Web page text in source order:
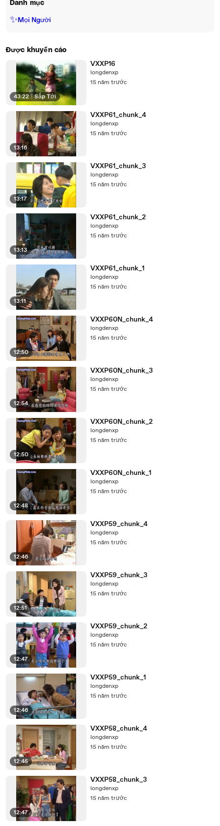
Danh mục
✨Mọi Người
Được khuyến cáo
43:22 | Sắp Tới
VXXP16
longdenxp
15 năm trước
13:16
VXXP61_chunk_4
longdenxp
15 năm trước
13:17
VXXP61_chunk_3
longdenxp
15 năm trước
13:13
VXXP61_chunk_2
longdenxp
15 năm trước
13:11
VXXP61_chunk_1
longdenxp
15 năm trước
12:50
VXXP60N_chunk_4
longdenxp
15 năm trước
12:54
VXXP60N_chunk_3
longdenxp
15 năm trước
12:50
VXXP60N_chunk_2
longdenxp
15 năm trước
12:48
VXXP60N_chunk_1
longdenxp
15 năm trước
12:46
VXXP59_chunk_4
longdenxp
15 năm trước
12:51
VXXP59_chunk_3
longdenxp
15 năm trước
12:47
VXXP59_chunk_2
longdenxp
15 năm trước
12:46
VXXP59_chunk_1
longdenxp
15 năm trước
12:45
VXXP58_chunk_4
longdenxp
15 năm trước
12:47
VXXP58_chunk_3
longdenxp
15 năm trước